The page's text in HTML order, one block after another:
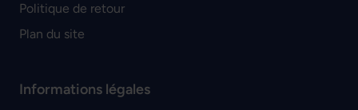
Politique de retour
Plan du site
Informations légales